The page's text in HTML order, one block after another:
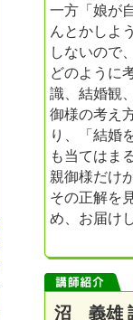
一方「娘が
んとかしよ
しないので
どのように
識、結婚観
御様の考え
り、「結婚
も当てはま
親御様だけ
その正解を
め、お届け
沼 義雄